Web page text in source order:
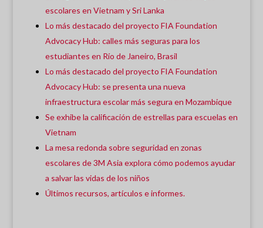
escolares en Vietnam y Sri Lanka
Lo más destacado del proyecto FIA Foundation
Advocacy Hub: calles más seguras para los
estudiantes en Río de Janeiro, Brasil
Lo más destacado del proyecto FIA Foundation
Advocacy Hub: se presenta una nueva
infraestructura escolar más segura en Mozambique
Se exhibe la calificación de estrellas para escuelas en
Vietnam
La mesa redonda sobre seguridad en zonas
escolares de 3M Asia explora cómo podemos ayudar
a salvar las vidas de los niños
Últimos recursos, artículos e informes.